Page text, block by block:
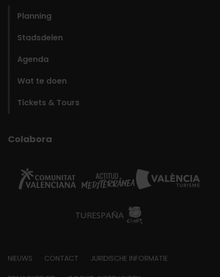
Planning
Stadsdelen
Agenda
Wat te doen
Tickets & Tours
Colabora
Footer
NIEUWS CONTACT JURIDISCHE INFORMATIE